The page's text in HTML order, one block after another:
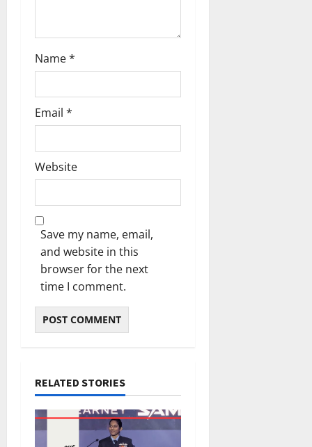
Name*
Email *
Website
Save my name, email,
and website in this
browser for the next
time I comment.
RELATED STORIES